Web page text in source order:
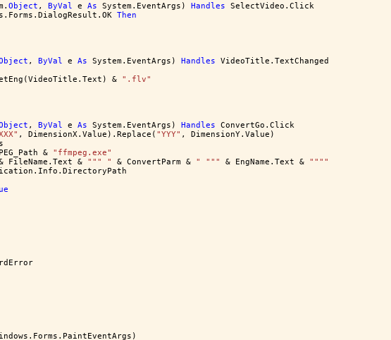
Object , ByVal e As System.EventArgs) Handles SelectVideo.Click
Then
, ByVal e As System.EventArgs) Handles VideoTitle.TextChanged
&
".flv"
, ByVal e As System.EventArgs) Handles ConvertGo.Click
, DimensionX.Value).Replace( "YYY" , DimensionY.Value)
&
"ffmpeg.exe"
FileName.Text & "" " " & ConvertParm & " " "" & EngName.Text & "" ""